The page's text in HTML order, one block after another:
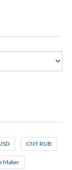
CNY RUB
Maker